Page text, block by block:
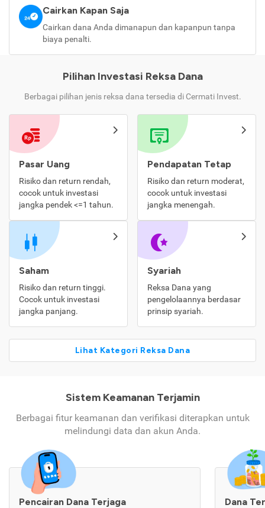
Cairkan Kapan Saja
Cairkan dana Anda dimanapun dan kapanpun tanpa
biaya penalti.
Pilihan Investasi Reksa Dana
Berbagai pilihan jenis reksa dana tersedia di Cermati Invest.
Pasar Uang
Risiko dan return rendah,
cocok untuk investasi
jangka pendek <=1 tahun.
Pendapatan Tetap
Risiko dan return moderat,
cocok untuk investasi
jangka menengah.
Saham
Risiko dan return tinggi.
Cocok untuk investasi
jangka panjang.
Syariah
Reksa Dana yang
pengelolaannya berdasar
prinsip syariah.
Lihat Kategori Reksa Dana
Sistem Keamanan Terjamin
Berbagai fitur keamanan dan verifikasi diterapkan untuk
melindungi data dan akun Anda.
Pencairan Dana Terjaga Dana